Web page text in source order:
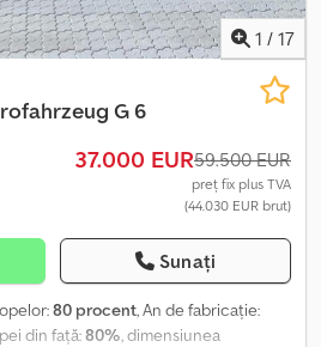
1 / 17
G 6
37.000 EUR59.500 EUR
preț fix plus TVA
(44.030 EUR brut)
Sunați
80 procent, An de fabricație:
din față:80%, dimensiunea